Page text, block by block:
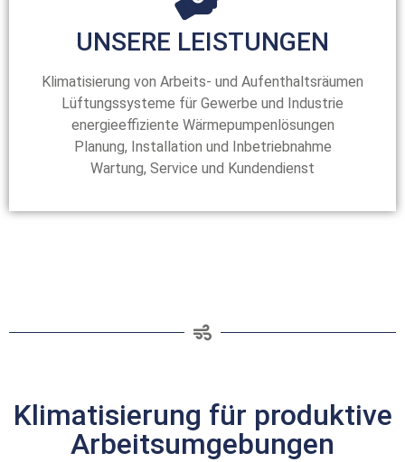
UNSERE LEISTUNGEN
Klimatisierung von Arbeits- und Aufenthaltsräumen
Lüftungssysteme für Gewerbe und Industrie
energieeffiziente Wärmepumpenlösungen
Planung, Installation und Inbetriebnahme
Wartung, Service und Kundendienst
Klimatisierung für produktive
Arbeitsumgebungen